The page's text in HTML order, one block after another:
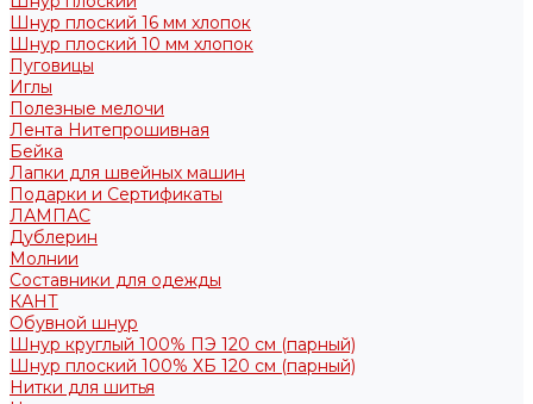
Шнур плоский 16 мм хлопок
Шнур плоский 10 мм хлопок
Пуговицы
Иглы
Полезные мелочи
Лента Нитепрошивная
Бейка
Лапки для швейных машин
Подарки и Сертификаты
ЛАМПАС
Дублерин
Молнии
Составники для одежды
КАНТ
Обувной шнур
Шнур круглый 100% ПЭ 120 см (парный)
Шнур плоский 100% ХБ 120 см (парный)
Нитки для шитья